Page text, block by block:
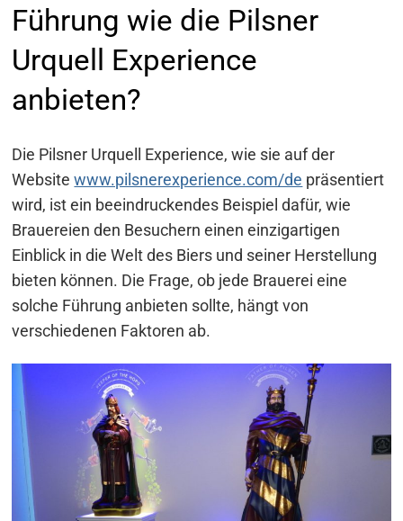
Führung wie die Pilsner
Urquell Experience
anbieten?
Die Pilsner Urquell Experience, wie sie auf der
Websitewww.pilsnerexperience.com/de präsentiert
wird, ist ein beeindruckendes Beispiel dafür, wie
Brauereien den Besuchern einen einzigartigen
Einblick in die Welt des Biers und seiner Herstellung
bieten können. Die Frage, ob jede Brauerei eine
solche Führung anbieten sollte, hängt von
verschiedenen Faktoren ab.